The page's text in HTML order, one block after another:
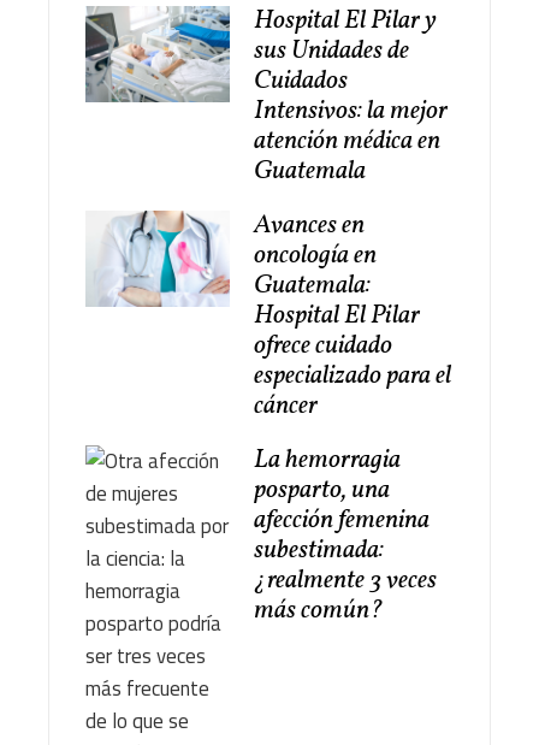
Hospital El Pilar y
sus Unidades de
Cuidados
Intensivos: la mejor
atención médica en
Guatemala
Avances en
oncología en
Guatemala:
Hospital El Pilar
ofrece cuidado
especializado para el
cáncer
La hemorragia
posparto, una
afección femenina
subestimada:
¿realmente 3 veces
más común?